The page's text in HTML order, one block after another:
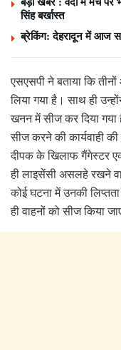
सिंह बर्खास्त
ब्रेकिंग: देहरादून में आज
एसएसपी ने बताया कि
लिया गया है। साथ ही
खनन में सीज कर दिया
सीज करने की कार्यवाही
दीपक के खिलाफ गैंगेस्टर
ही लाइसेंसी असलहे रखने
कोई घटना में उनकी
ही वाहनों को सीज किया